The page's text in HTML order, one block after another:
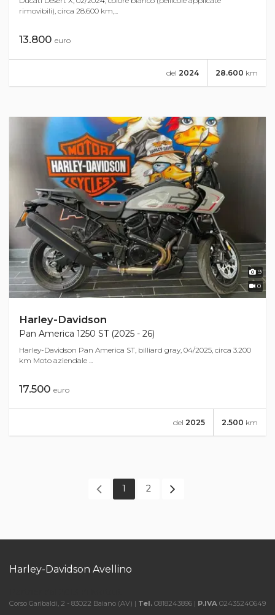
rimovibili), circa 28.600 km,...
13.800 euro
28.600 km
del 2024
9
0
Harley-Davidson
Pan America 1250 ST (2025 - 26)
Harley-Davidson Pan America ST, billiard gray, 04/2025, circa 3.200
km Moto aziendale ...
17.500 euro
2.500 km
del 2025
1 2
Harley-Davidson Avellino
Corso Garibaldi, 2 - 83022 Baiano (AV) | Tel. 0818243896 | P.IVA 02435240649